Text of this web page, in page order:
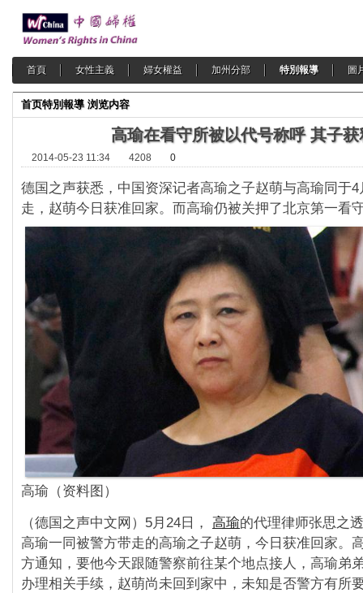
首頁 女性主義 婦女權益 加州分部 特別報導 圖
首页特別報導 浏览内容
高瑜在看守所被以代号称呼 其子获
2014-05-23 11:34 4208 0
德国之声获悉， 中国资深记者高瑜之子赵萌与高瑜同于
走， 赵萌今日获准回家。而高瑜仍被关押了北京第一看
高瑜（资料图）
（德国之声中文网）5月24日， 高瑜的代理律师张思之
高瑜一同被警方带走的高瑜之子赵萌，今日获准回家。
方通知，要他今天跟随警察前往某个地点接人， 高瑜弟
办理相关手续，赵萌尚未回到家中， 未知是否警方有所